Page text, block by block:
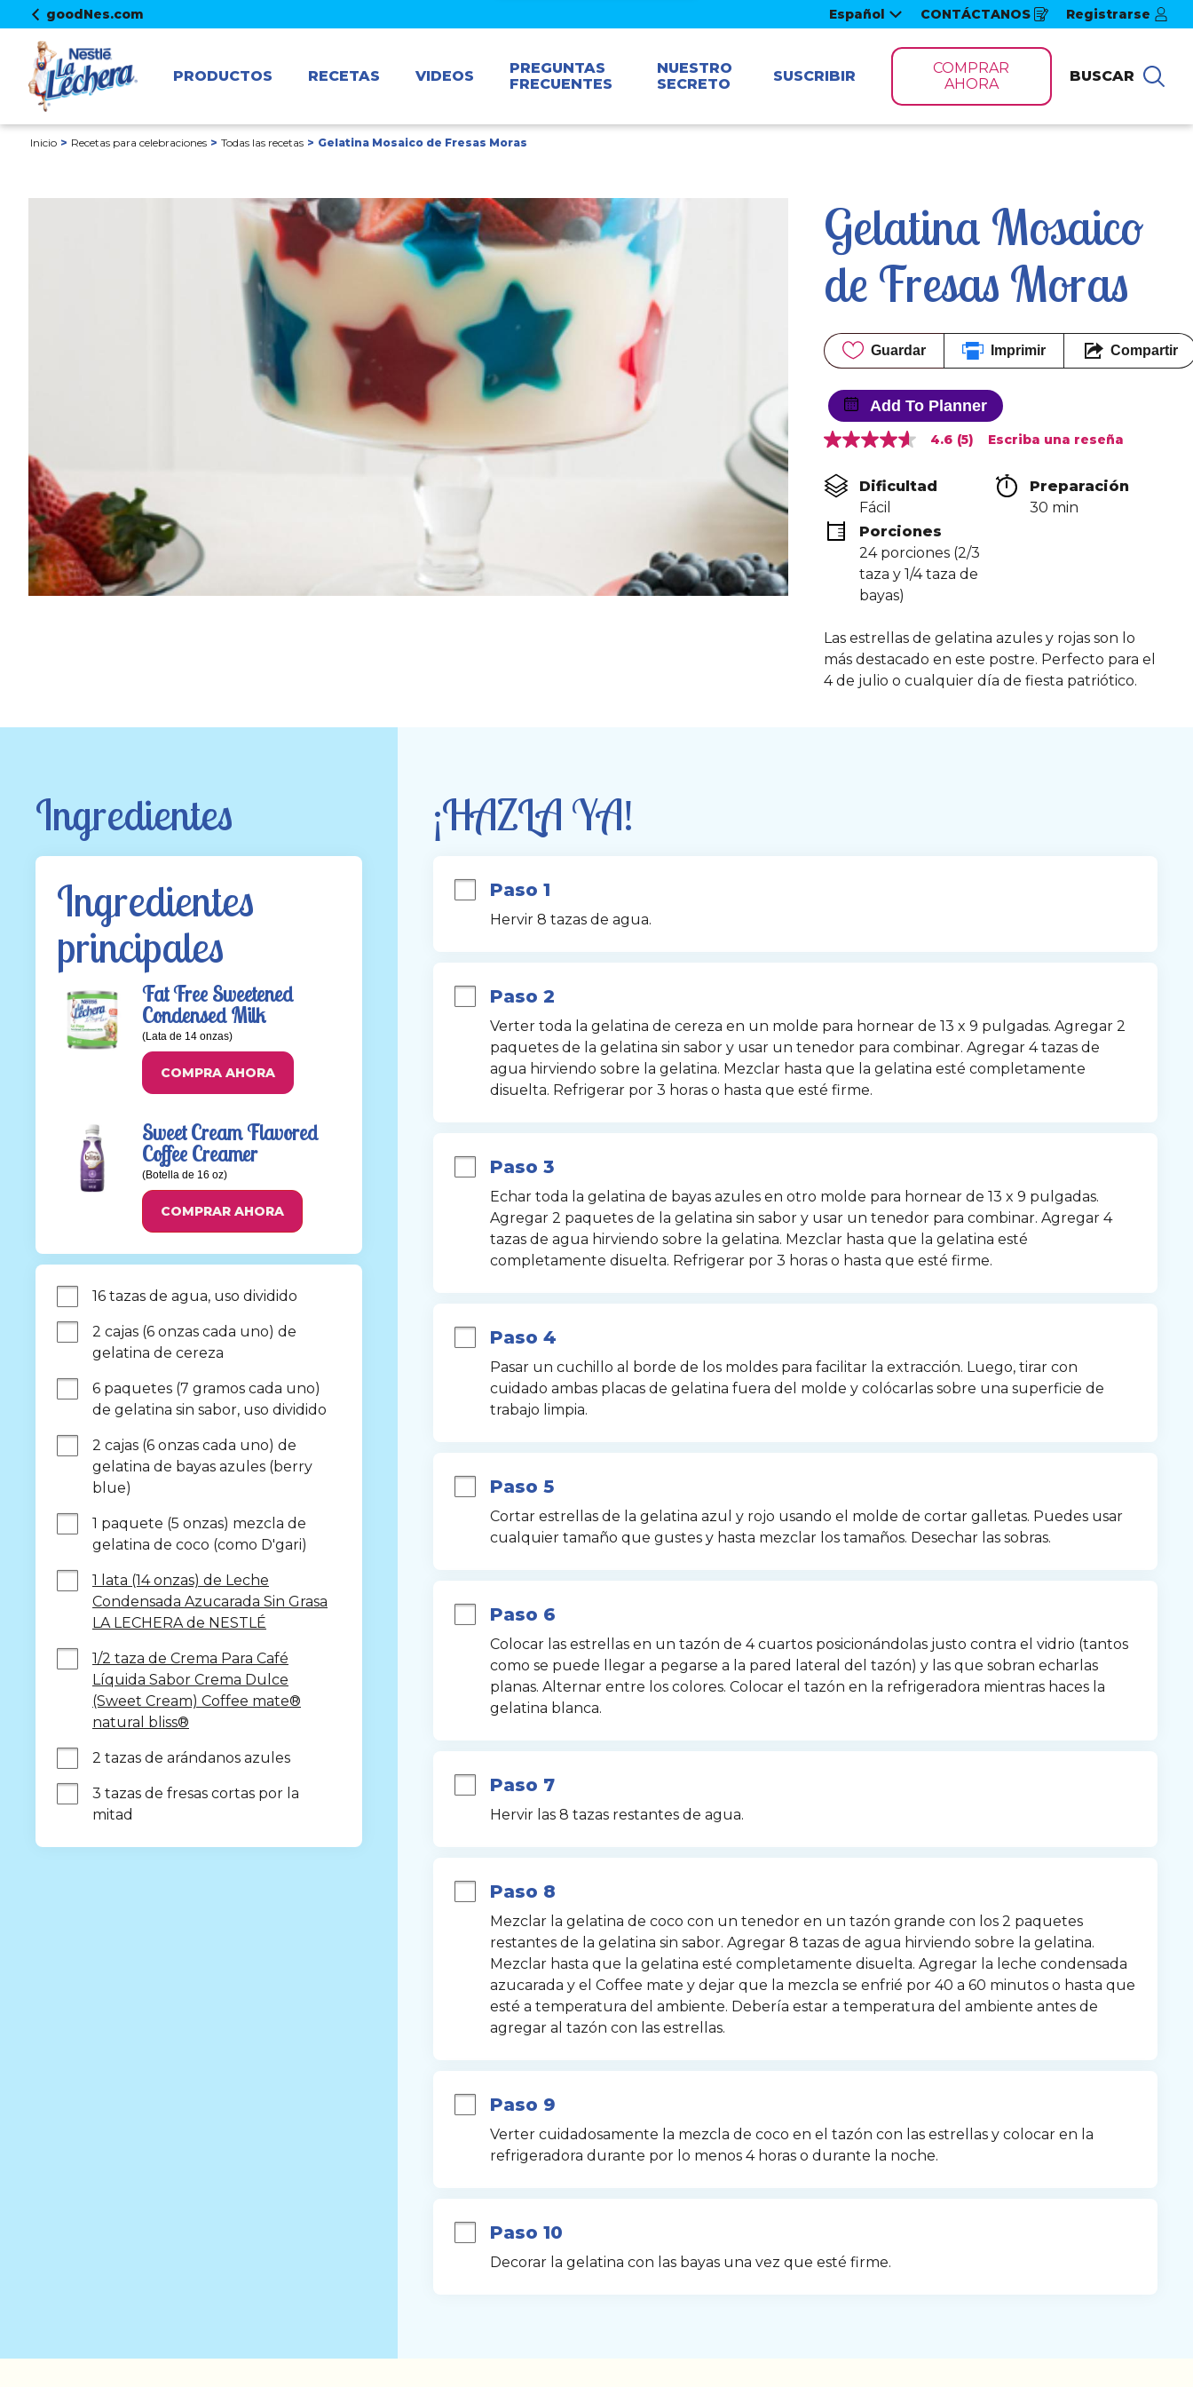
goodNes.com Español CONTÁCTANOS
Opens
in
a
window
Registrarse
PRODUCTOS RECETAS VIDEOS
PREGUNTAS
FRECUENTES
NUESTRO
SECRETO
SUSCRIBIR
COMPRAR
AHORA
BUSCAR
Inicio Recetas para celebraciones Todas las recetas Gelatina Mosaico de Fresas Moras
Gelatina Mosaico
de Fresas Moras
Guardar Imprimir Compartir
Add To Planner
4.6
5
estrellas,
valor
medio
de
valoración.
Reviews.
Enlace
la
misma
página.
4.6 (5) Escriba una reseña
Dificultad
Fácil
Preparación
30 min
Porciones
24 porciones (2/3
taza y 1/4 taza de
bayas)
Las estrellas de gelatina azules y rojas son lo
más destacado en este postre. Perfecto para el
4 de julio o cualquier día de fiesta patriótico.
Ingredientes
Ingredientes
principales
Fat Free Sweetened
Condensed Milk
(Lata de 14 onzas)
COMPRA AHORA
Sweet Cream Flavored
Coffee Creamer
(Botella de 16 oz)
COMPRAR AHORA
16 tazas de agua, uso dividido
2 cajas (6 onzas cada uno) de
gelatina de cereza
6 paquetes (7 gramos cada uno)
de gelatina sin sabor, uso dividido
2 cajas (6 onzas cada uno) de
gelatina de bayas azules (berry
blue)
1 paquete (5 onzas) mezcla de
gelatina de coco (como D'gari)
1 lata (14 onzas) de Leche
Condensada Azucarada Sin Grasa
LA LECHERA de NESTLÉ
1/2 taza de Crema Para Café
Líquida Sabor Crema Dulce
(Sweet Cream) Coffee mate®
natural bliss®
2 tazas de arándanos azules
3 tazas de fresas cortas por la
mitad
¡HAZLA YA!
Paso 1
Hervir 8 tazas de agua.
Paso 2
Verter toda la gelatina de cereza en un molde para hornear de 13 x 9 pulgadas. Agregar 2
paquetes de la gelatina sin sabor y usar un tenedor para combinar. Agregar 4 tazas de
agua hirviendo sobre la gelatina. Mezclar hasta que la gelatina esté completamente
disuelta. Refrigerar por 3 horas o hasta que esté firme.
Paso 3
Echar toda la gelatina de bayas azules en otro molde para hornear de 13 x 9 pulgadas.
Agregar 2 paquetes de la gelatina sin sabor y usar un tenedor para combinar. Agregar 4
tazas de agua hirviendo sobre la gelatina. Mezclar hasta que la gelatina esté
completamente disuelta. Refrigerar por 3 horas o hasta que esté firme.
Paso 4
Pasar un cuchillo al borde de los moldes para facilitar la extracción. Luego, tirar con
cuidado ambas placas de gelatina fuera del molde y colócarlas sobre una superficie de
trabajo limpia.
Paso 5
Cortar estrellas de la gelatina azul y rojo usando el molde de cortar galletas. Puedes usar
cualquier tamaño que gustes y hasta mezclar los tamaños. Desechar las sobras.
Paso 6
Colocar las estrellas en un tazón de 4 cuartos posicionándolas justo contra el vidrio (tantos
como se puede llegar a pegarse a la pared lateral del tazón) y las que sobran echarlas
planas. Alternar entre los colores. Colocar el tazón en la refrigeradora mientras haces la
gelatina blanca.
Paso 7
Hervir las 8 tazas restantes de agua.
Paso 8
Mezclar la gelatina de coco con un tenedor en un tazón grande con los 2 paquetes
restantes de la gelatina sin sabor. Agregar 8 tazas de agua hirviendo sobre la gelatina.
Mezclar hasta que la gelatina esté completamente disuelta. Agregar la leche condensada
azucarada y el Coffee mate y dejar que la mezcla se enfrié por 40 a 60 minutos o hasta que
esté a temperatura del ambiente. Debería estar a temperatura del ambiente antes de
agregar al tazón con las estrellas.
Paso 9
Verter cuidadosamente la mezcla de coco en el tazón con las estrellas y colocar en la
refrigeradora durante por lo menos 4 horas o durante la noche.
Paso 10
Decorar la gelatina con las bayas una vez que esté firme.